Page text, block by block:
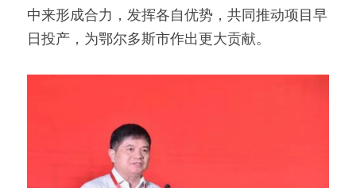
中来形成合力，发挥各自优势，共同推动项目早
日投产，为鄂尔多斯市作出更大贡献。